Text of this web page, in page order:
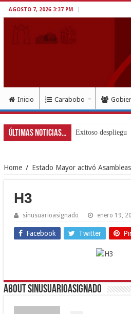
AGOSTO 7, 2026 3:37 PM
Inicio Carabobo
Últimas Noticias... Exitoso despliegue
Home / Estado Mayor activó
H3
sinusuarioasignado enero 19,
Facebook Twitter
About sinusuarioasignado